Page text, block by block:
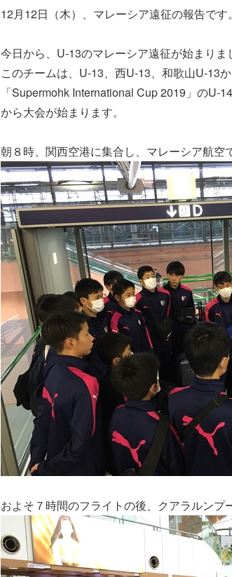
12月12日（木）、マレーシア遠征の報告です。
今日から、U-13のマレーシア遠征が始まりま
このチームは、U-13、西U-13、和歌山U-13か
「Supermohk International Cup 2019」のU-
から大会が始まります。
朝８時、関西空港に集合し、マレーシア航空
およそ７時間のフライトの後、クアラルンプ